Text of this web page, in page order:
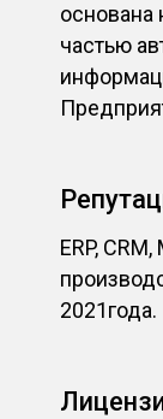
основана
частью
ERP,
2021года.